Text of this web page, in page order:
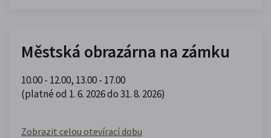
Městská obrazárna na zámku
10.00 - 12.00, 13.00 - 17.00
(platné od 1. 6. 2026 do 31. 8. 2026)
Zobrazit celou otevírací dobu